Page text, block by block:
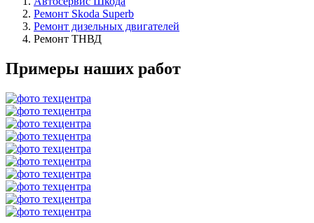
Ремонт Skoda Superb
Ремонт дизельных двигателей
Ремонт ТНВД
Примеры наших работ